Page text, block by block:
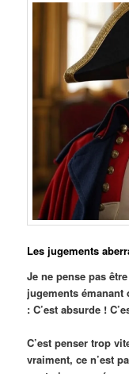
Les jugements
Je ne pense pas
jugements
: C’est absurde !
C’est penser trop
vraiment, ce n’est